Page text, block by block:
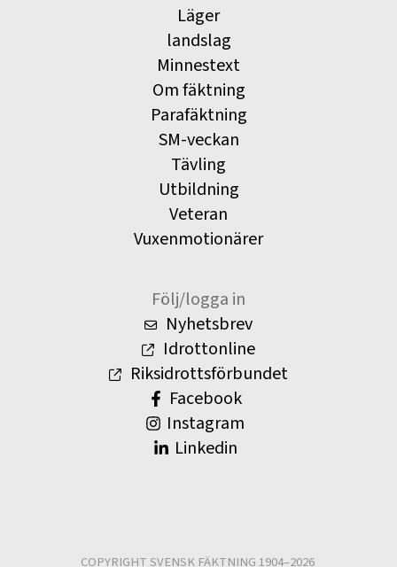
Läger
landslag
Minnestext
Om fäktning
Parafäktning
SM-veckan
Tävling
Utbildning
Veteran
Vuxenmotionärer
Följ/logga in
Nyhetsbrev
Idrottonline
Riksidrottsförbundet
Facebook
Instagram
Linkedin
COPYRIGHT SVENSK FÄKTNING 1904–2026